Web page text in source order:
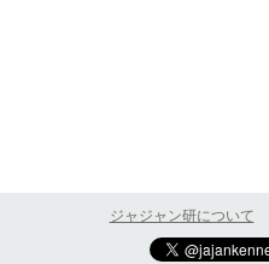
ジャジャン研について